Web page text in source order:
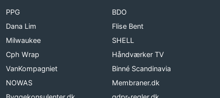
PPG
BDO
Dana Lim
Flise Bent
Milwaukee
SHELL
Cph Wrap
Håndværker TV
VanKompagniet
Binné Scandinavia
NOWAS
Membraner.dk